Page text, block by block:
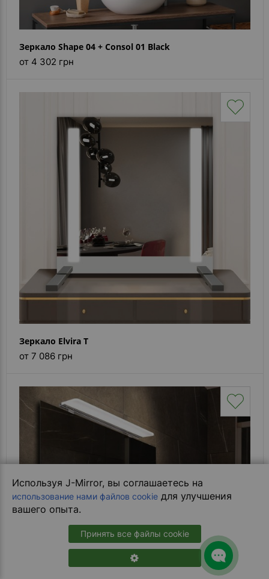
Используя J-Mirror, вы соглашаетесь на
использование нами файлов cookie для улучшения
вашего опыта.
Принять все файлы cookie
Зеркало Shape 04 + Consol 01 Black
от 4 302 грн
Зеркало Elvira T
от 7 086 грн